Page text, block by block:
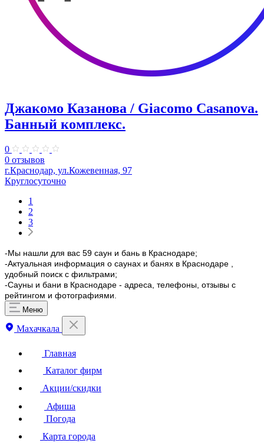
Джакомо Казанова / Giacomo Casanova.
Банный комплекс.
0
0 отзывов
г.Краснодар, ул.Кожевенная, 97
Круглосуточно
1
2
3
-Мы нашли для вас 59 саун и бань в Краснодаре;
-Актуальная информация о саунах и банях в Краснодаре ,
удобный поиск с фильтрами;
-Сауны и бани в Краснодаре - адреса, телефоны, отзывы с
рейтингом и фотографиями.
Меню
Махачкала
Главная
Каталог фирм
Акции/скидки
Афиша
Погода
Карта города